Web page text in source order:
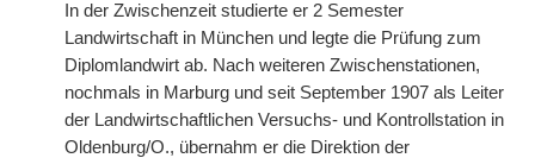
In der Zwischenzeit studierte er 2 Semester
Landwirtschaft in München und legte die Prüfung zum
Diplomlandwirt ab. Nach weiteren Zwischenstationen,
nochmals in Marburg und seit September 1907 als Leiter
der Landwirtschaftlichen Versuchs- und Kontrollstation in
Oldenburg/O., übernahm er die Direktion der